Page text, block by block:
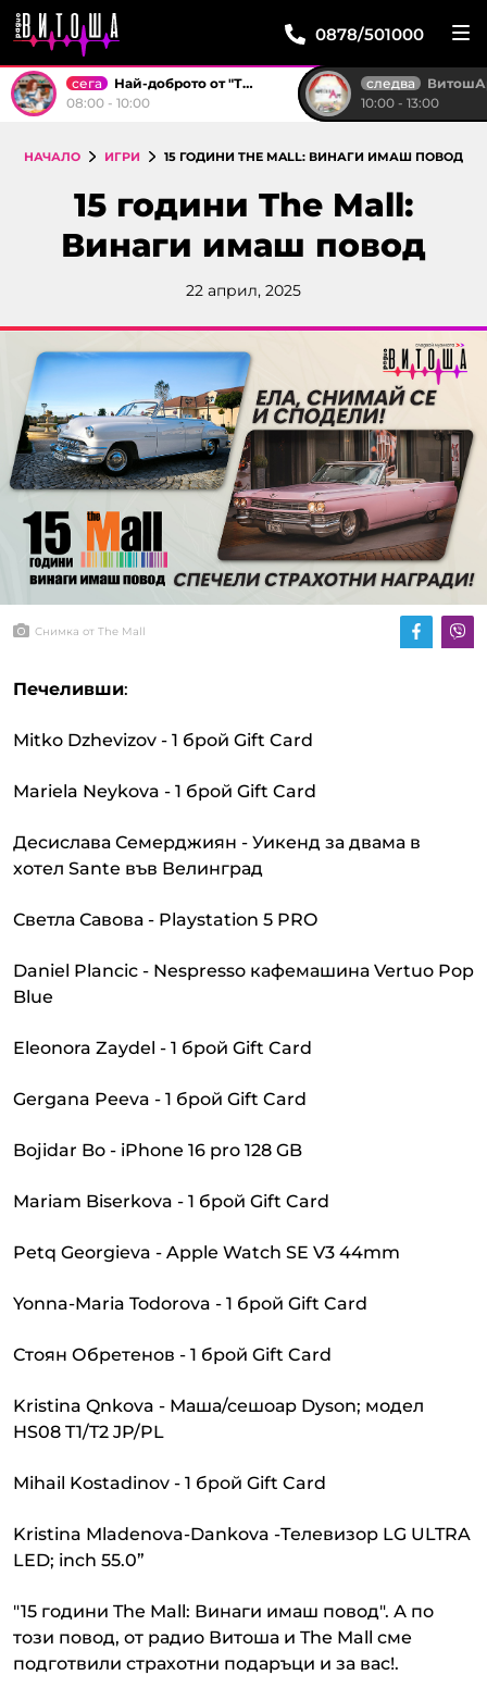
0878/501000
сега
Най-доброто от "Тройка на разсъмване"
08:00 - 10:00
следва
10:00 - 13:00
НАЧАЛО ИГРИ 15 ГОДИНИ THE MALL: ВИНАГИ ИМАШ ПОВОД
15 години The Mall:
Винаги имаш повод
22 април, 2025
Снимка от The Mall
Печеливши:
Mitko Dzhevizov - 1 брой Gift Card
Mariela Neykova - 1 брой Gift Card
Десислава Семерджиян - Уикенд за двама в
хотел Sante във Велинград
Светла Савова - Playstation 5 PRO
Daniel Plancic - Nespresso кафемашина Vertuo Pop
Blue
Eleonora Zaydel - 1 брой Gift Card
Gergana Peeva - 1 брой Gift Card
Bojidar Bo - iPhone 16 pro 128 GB
Mariam Biserkova - 1 брой Gift Card
Petq Georgieva - Apple Watch SE V3 44mm
Yonna-Maria Todorova - 1 брой Gift Card
Стоян Обретенов - 1 брой Gift Card
Kristina Qnkova - Маша/сешоар Dyson; модел
HS08 T1/T2 JP/PL
Mihail Kostadinov - 1 брой Gift Card
Kristina Mladenova-Dankova -Телевизор LG ULTRA
LED; inch 55.0”
"15 години The Mall: Винаги имаш повод". А по
този повод, от радио Витоша и The Mall сме
подготвили страхотни подаръци и за вас!.